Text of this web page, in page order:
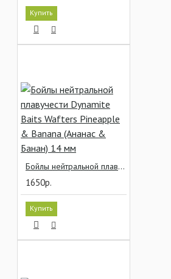
Купить
Бойлы нейтральной плавучести Dynamite Baits Wafters Pineapple & Banana (Ананас & Банан) 14 мм
1650р.
Купить